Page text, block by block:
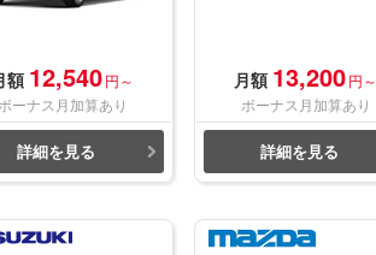
額 12,540円～
ボーナス月加算あり
詳細を見る
月額 13,200円～
ボーナス月加算あり
詳細を見る